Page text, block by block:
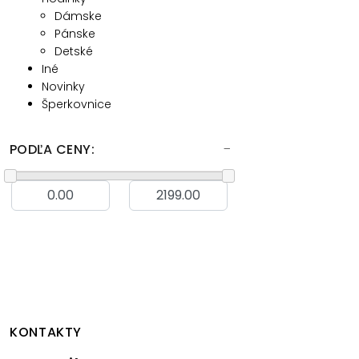
Dámske
Pánske
Detské
Iné
Novinky
Šperkovnice
PODĽA CENY:
KONTAKTY